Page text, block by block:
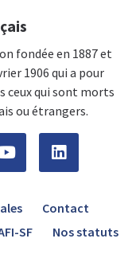
fondée en 1887 et
1906 qui a pour
ceux qui sont morts
ou étrangers.
Contact
SF Nos statuts